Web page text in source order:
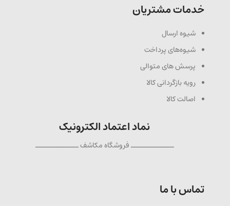
خدمات مشتریان
شیوه ارسال
شیوه‌های پرداخت
پرسش های متوالی
رویه بازگردانی کالا
اصالت کالا
نماد اعتماد الکترونیک
ــــــــــــــ فروشگاه مکاشف ــــــــــــــ
تماس با ما